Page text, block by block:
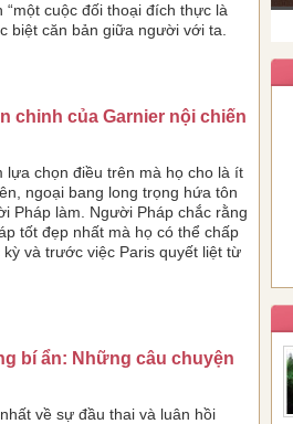
cuộc đối thoại đích thực là
biệt căn bản giữa người với ta.
chinh của Garnier nội chiến
chọn điều trên mà họ cho là ít
ngoại bang long trọng hứa tôn
Pháp làm. Người Pháp chắc rằng
tốt đẹp nhất mà họ có thể chấp
và trước việc Paris quyết liệt từ
bí ẩn: Những câu chuyện
về sự đầu thai và luân hồi